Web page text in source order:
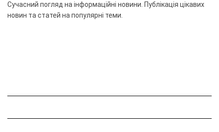
Сучасний погляд на інформаційні новини. Публікація цікавих
новин та статей на популярні теми.